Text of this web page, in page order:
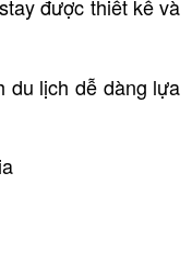
được thiết kế và
du lịch dễ dàng lựa